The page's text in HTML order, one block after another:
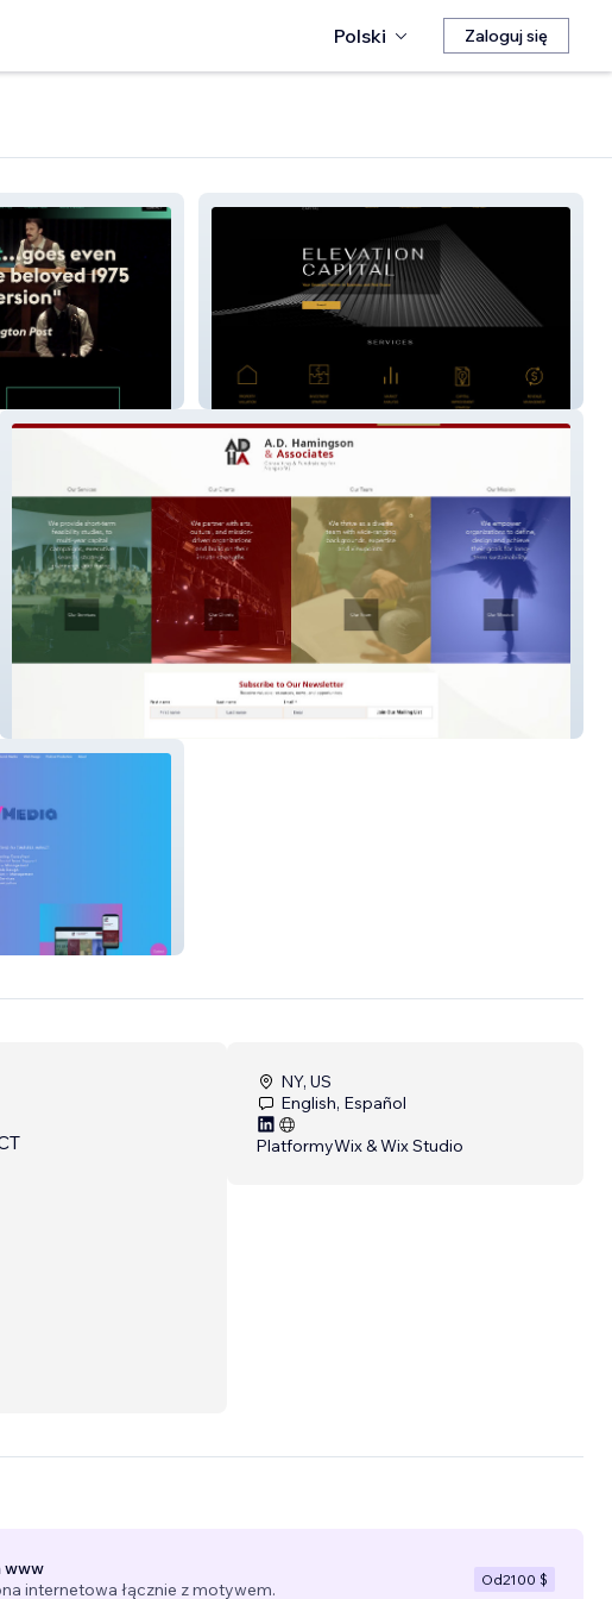
Polski Zaloguj się
Elevation Capital
NY, US
English, Español
PlatformyWix & Wix Studio
www
internetowa łącznie z motywem.
Od2100 $